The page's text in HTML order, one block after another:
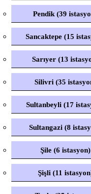
Pendik (39
Sancaktepe (15
Sarıyer (13
Silivri (35
Sultanbeyli (17
Sultangazi (8
Şile (6 istasyon)
Şişli (11